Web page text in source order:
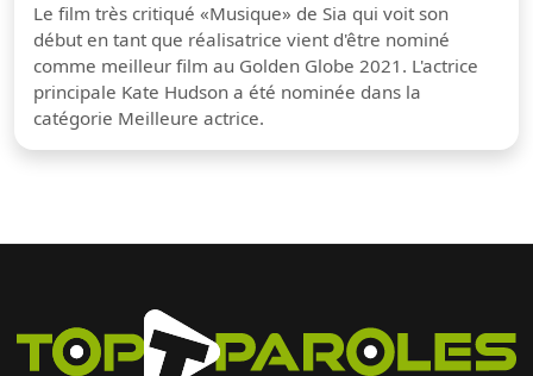
Le film très critiqué «Musique» de Sia qui voit son
début en tant que réalisatrice vient d'être nominé
comme meilleur film au Golden Globe 2021. L'actrice
principale Kate Hudson a été nominée dans la
catégorie Meilleure actrice.